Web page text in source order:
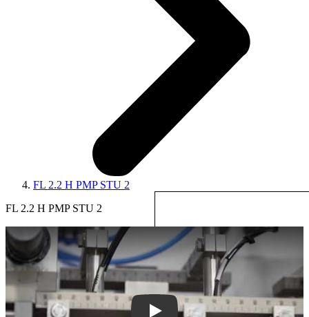
FL 2.2 H PMP STU 2
FL 2.2 H PMP STU 2